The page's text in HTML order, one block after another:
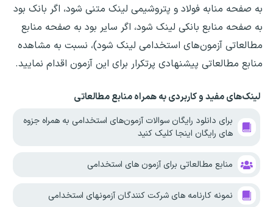
به صفحه منابه فولاد و پتروشیمی لینک متنی شود، اگر بانک بود
به صفحه منابع بانکی لینک شود، اگر سایر بود به صفحه منابع
مطالعاتی آزمون‌های استخدامی لینک شود)، نسبت به مشاهده
منابع مطالعاتی پیشنهادی پرتکرار برای این آزمون اقدام نمایید.
لینک‌های مفید و کاربردی به همراه منابع مطالعاتی
برای دانلود رایگان سوالات آزمون‌های استخدامی به همراه جزوه
های رایگان اینجا کلیک کنید
منابع مطالعاتی برای آزمون های استخدامی
نمونه کارنامه های شرکت کنندگان آزمونهای استخدامی